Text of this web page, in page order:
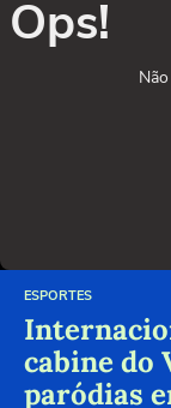
Ops!
ESPORTES
cabine do
paródias